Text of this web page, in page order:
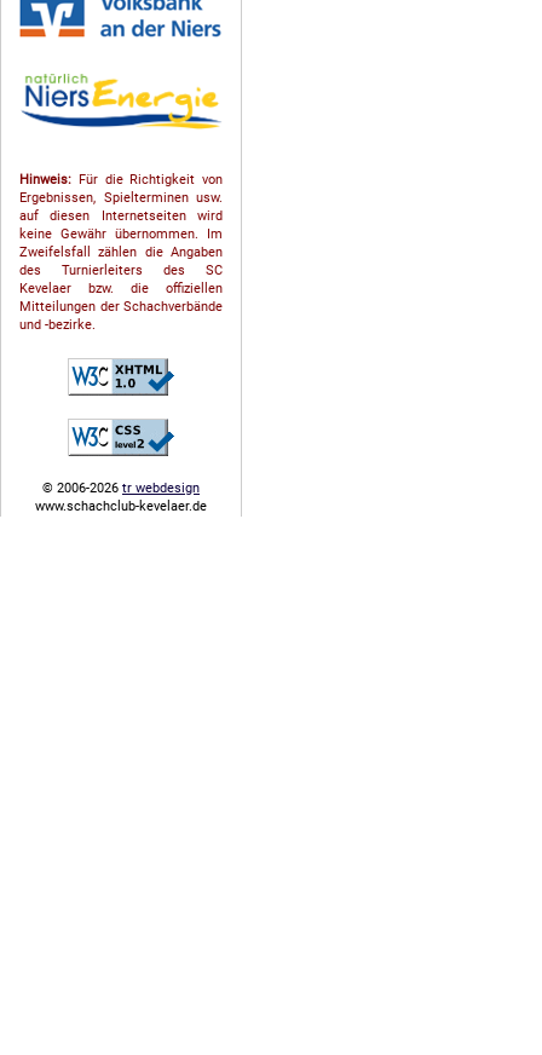
Hinweis: Für die Richtigkeit von
Ergebnissen, Spielterminen usw.
auf diesen Internetseiten wird
keine Gewähr übernommen. Im
Zweifelsfall zählen die Angaben
des Turnierleiters des SC
Kevelaer bzw. die offiziellen
Mitteilungen der Schach­ver­bände
und -bezirke.
© 2006-2026 tr webdesign
www.schachclub-kevelaer.de